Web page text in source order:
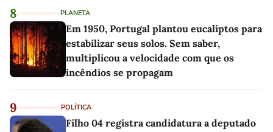
8 PLANETA
Em 1950, Portugal plantou eucaliptos para
estabilizar seus solos. Sem saber,
multiplicou a velocidade com que os
incêndios se propagam
9 POLÍTICA
Filho 04 registra candidatura a deputado